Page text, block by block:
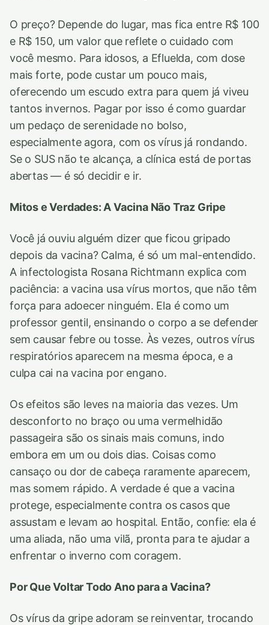
O preço? Depende do lugar, mas fica entre R$ 100
e R$ 150, um valor que reflete o cuidado com
você mesmo. Para idosos, a Efluelda, com dose
mais forte, pode custar um pouco mais,
oferecendo um escudo extra para quem já viveu
tantos invernos. Pagar por isso é como guardar
um pedaço de serenidade no bolso,
especialmente agora, com os vírus já rondando.
Se o SUS não te alcança, a clínica está de portas
abertas — é só decidir e ir.
Mitos e Verdades: A Vacina Não Traz Gripe
Você já ouviu alguém dizer que ficou gripado
depois da vacina? Calma, é só um mal-entendido.
A infectologista Rosana Richtmann explica com
paciência: a vacina usa vírus mortos, que não têm
força para adoecer ninguém. Ela é como um
professor gentil, ensinando o corpo a se defender
sem causar febre ou tosse. Às vezes, outros vírus
respiratórios aparecem na mesma época, e a
culpa cai na vacina por engano.
Os efeitos são leves na maioria das vezes. Um
desconforto no braço ou uma vermelhidão
passageira são os sinais mais comuns, indo
embora em um ou dois dias. Coisas como
cansaço ou dor de cabeça raramente aparecem,
mas somem rápido. A verdade é que a vacina
protege, especialmente contra os casos que
assustam e levam ao hospital. Então, confie: ela é
uma aliada, não uma vilã, pronta para te ajudar a
enfrentar o inverno com coragem.
Por Que Voltar Todo Ano para a Vacina?
Os vírus da gripe adoram se reinventar, trocando